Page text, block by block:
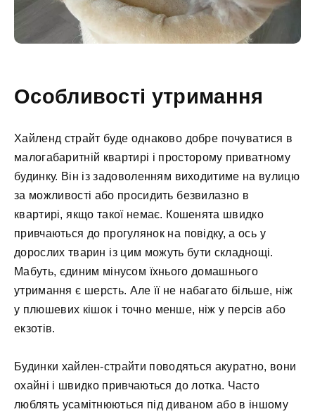
Особливості утримання
Хайленд страйт буде однаково добре почуватися в
малогабаритній квартирі і просторому приватному
будинку. Він із задоволенням виходитиме на вулицю
за можливості або просидить безвилазно в
квартирі, якщо такої немає. Кошенята швидко
привчаються до прогулянок на повідку, а ось у
дорослих тварин із цим можуть бути складнощі.
Мабуть, єдиним мінусом їхнього домашнього
утримання є шерсть. Але її не набагато більше, ніж
у плюшевих кішок і точно менше, ніж у персів або
екзотів.
Будинки хайлен-страйти поводяться акуратно, вони
охайні і швидко привчаються до лотка. Часто
люблять усамітнюються під диваном або в іншому